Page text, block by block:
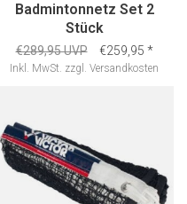
Badmintonnetz Set 2
Stück
€289,95 UVP €259,95 *
Inkl. MwSt. zzgl. Versandkosten